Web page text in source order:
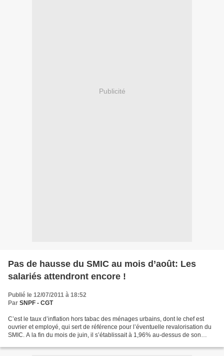
Publicité
Pas de hausse du SMIC au mois d’août: Les
salariés attendront encore !
Publié le 12/07/2011 à 18:52
Par SNPF - CGT
C’est le taux d’inflation hors tabac des ménages urbains, dont le chef est
ouvrier et employé, qui sert de référence pour l’éventuelle revalorisation du
SMIC. A la fin du mois de juin, il s’établissait à 1,96% au-dessus de son